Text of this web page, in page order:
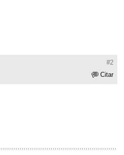
#2
Citar